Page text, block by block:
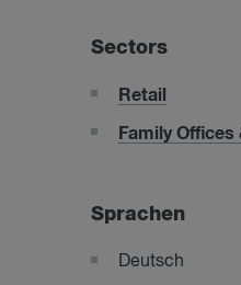
Sectors
Retail
Family
Sprachen
Deutsch